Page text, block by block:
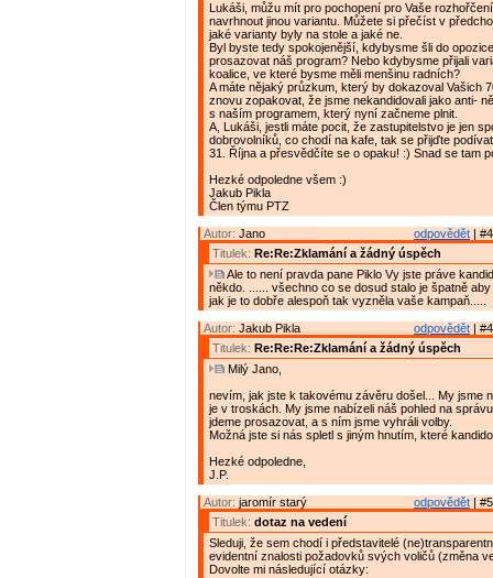
Lukáši, můžu mít pro pochopení pro Vaše
navrhnout jinou variantu. Můžete si přečíst v
jaké varianty byly na stole a jaké ne.
Byl byste tedy spokojenější, kdybysme šli do
prosazovat náš program? Nebo kdybysme přijali
koalice, ve které bysme měli menšinu radních?
A máte nějaký průzkum, který by dokazoval Vašich
znovu zopakovat, že jsme nekandidovali jako anti-
s naším programem, který nyní začneme plnit.
A, Lukáši, jestli máte pocit, že zastupitelstvo je jen
dobrovolníků, co chodí na kafe, tak se přijďte
31. Října a přesvědčíte se o opaku! :) Snad se tam
Hezké odpoledne všem :)
Jakub Pikla
Člen týmu PTZ
odpovědět |
Autor: Jano
Titulek: Re:Re:Zklamání a žádný úspěch
Ale to není pravda pane Piklo Vy jste práve
někdo. ...... všechno co se dosud stalo je špatně
jak je to dobře alespoň tak vyzněla vaše kampaň.....
odpovědět |
Autor: Jakub Pikla
Titulek: Re:Re:Re:Zklamání a žádný úspěch
Milý Jano,
nevím, jak jste k takovému závěru došel... My jsme
je v troskách. My jsme nabízeli náš pohled na
jdeme prosazovat, a s ním jsme vyhráli volby.
Možná jste si nás spletl s jiným hnutím, které
Hezké odpoledne,
J.P.
odpovědět |
Autor: jaromír starý
Titulek: dotaz na vedení
Sleduji, že sem chodí i představitelé
evidentní znalosti požadovků svých voličů (změna
Dovolte mi následující otázky: